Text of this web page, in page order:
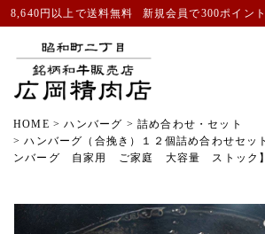
8,640円以上で送料無料 新規会員で300ポイント
HOME ハンバーグ
詰め合わせ・セット
ハンバーグ（合挽き）１２個詰め合わせセ
ンバーグ 自家用 ご家庭 大容量 ストック】